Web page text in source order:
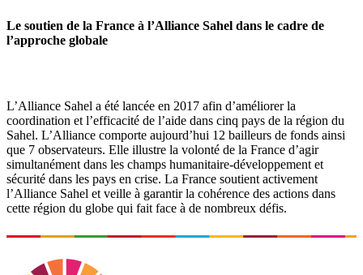
Le soutien de la France à l’Alliance Sahel dans le cadre de
l’approche globale
L’Alliance Sahel a été lancée en 2017 afin d’améliorer la
coordination et l’efficacité de l’aide dans cinq pays de la région du
Sahel. L’Alliance comporte aujourd’hui 12 bailleurs de fonds ainsi
que 7 observateurs. Elle illustre la volonté de la France d’agir
simultanément dans les champs humanitaire-développement et
sécurité dans les pays en crise. La France soutient activement
l’Alliance Sahel et veille à garantir la cohérence des actions dans
cette région du globe qui fait face à de nombreux défis.